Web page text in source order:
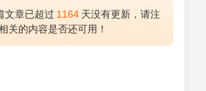
文章已超过 1164 天没有更新，请注
关的内容是否还可用！